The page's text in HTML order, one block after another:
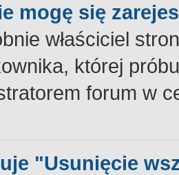
mogę się
właściciel
której
forum w
"Usunięcie